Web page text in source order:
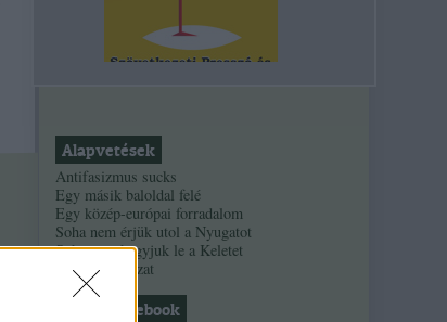
Alapvetések
Antifasizmus sucks
Egy másik baloldal felé
Egy közép-európai forradalom
Soha nem érjük utol a Nyugatot
Soha nem hagyjuk le a Keletet
Alinsky-sorozat
nahát, facebook